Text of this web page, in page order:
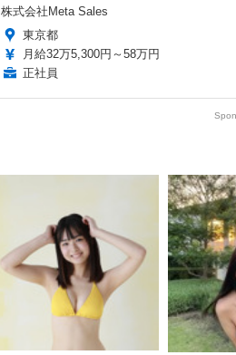
株式会社Meta Sales
東京都
月給32万5,300円～58万円
正社員